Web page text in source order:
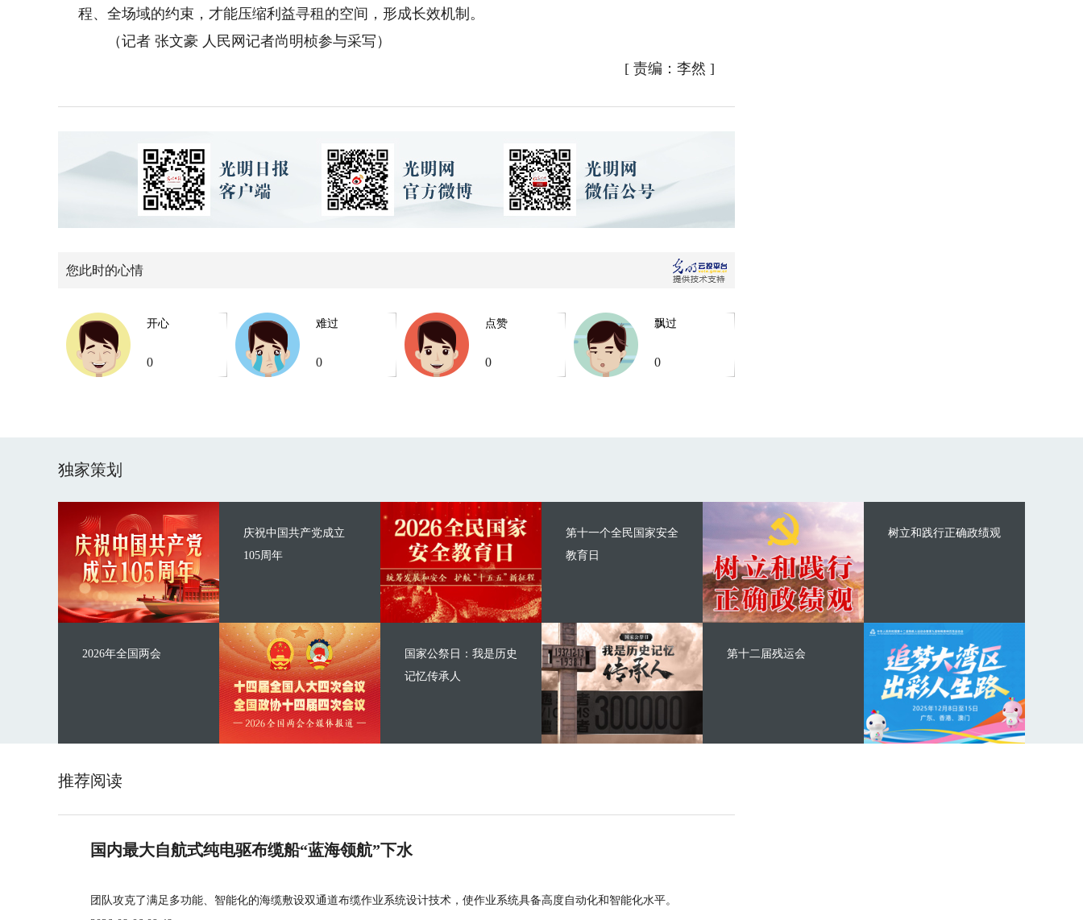
程、全场域的约束，才能压缩利益寻租的空间，形成长效机制。
（记者 张文豪 人民网记者尚明桢参与采写）
[ 责编：李然 ]
您此时的心情
开心
0
难过
0
点赞
0
飘过
0
独家策划
庆祝中国共产党成立
105周年
2026年全国两会
第十一个全民国家安全
教育日
国家公祭日：我是历史
记忆传承人
树立和践行正确政绩观
第十二届残运会
推荐阅读
国内最大自航式纯电驱布缆船“蓝海领航”下水
团队攻克了满足多功能、智能化的海缆敷设双通道布缆作业系统设计技术，使作业系统具备高度自动化和智能化水平。